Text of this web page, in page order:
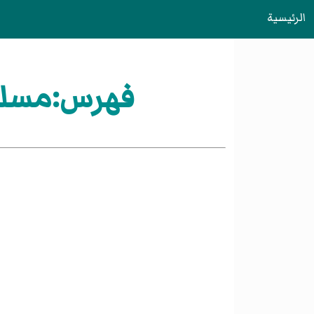
الرئيسية